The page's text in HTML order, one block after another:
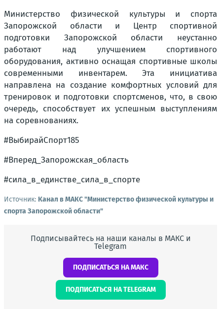
Министерство физической культуры и спорта
Запорожской области и Центр спортивной
подготовки Запорожской области неустанно
работают над улучшением спортивного
оборудования, активно оснащая спортивные школы
современными инвентарем. Эта инициатива
направлена на создание комфортных условий для
тренировок и подготовки спортсменов, что, в свою
очередь, способствует их успешным выступлениям
на соревнованиях.
#ВыбирайСпорт185
#Вперед_Запорожская_область
#сила_в_единстве_сила_в_спорте
Источник: Канал в МАКС "Министерство физической культуры и
спорта Запорожской области"
Подписывайтесь на наши каналы в МАКС и
Telegram
ПОДПИСАТЬСЯ НА МАКС
ПОДПИСАТЬСЯ НА TELEGRAM